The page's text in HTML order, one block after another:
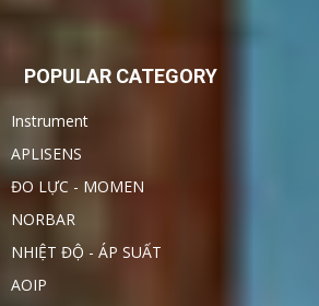
POPULAR CATEGORY
Instrument
APLISENS
ĐO LỰC - MOMEN
NORBAR
NHIỆT ĐỘ - ÁP SUẤT
AOIP